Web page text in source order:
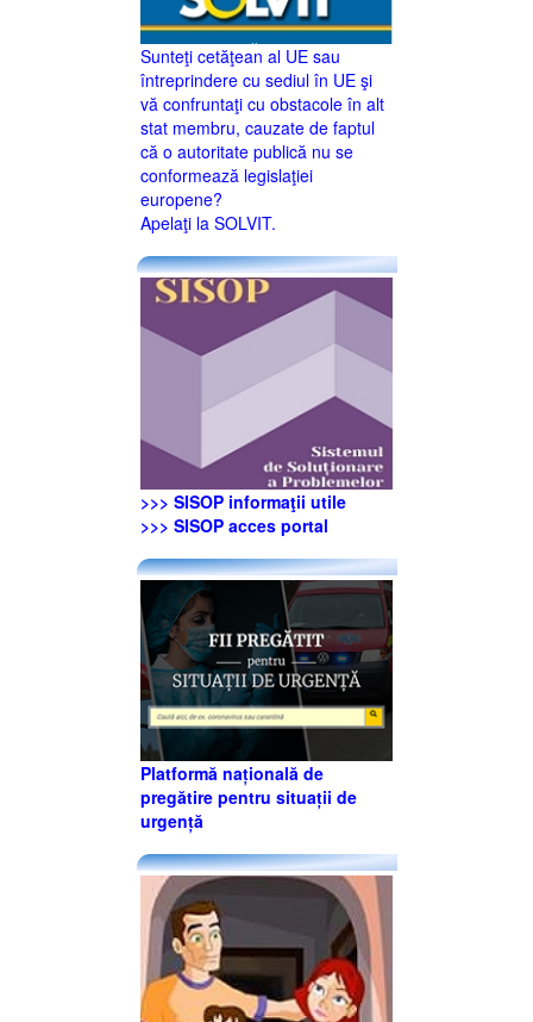
Sunteţi cetăţean al UE sau
întreprindere cu sediul în UE şi
vă confruntaţi cu obstacole în alt
stat membru, cauzate de faptul
că o autoritate publică nu se
conformează legislaţiei
europene?
Apelaţi la SOLVIT.
>>> SISOP informaţii utile
>>> SISOP acces portal
Platformă națională de
pregătire pentru situații de
urgență